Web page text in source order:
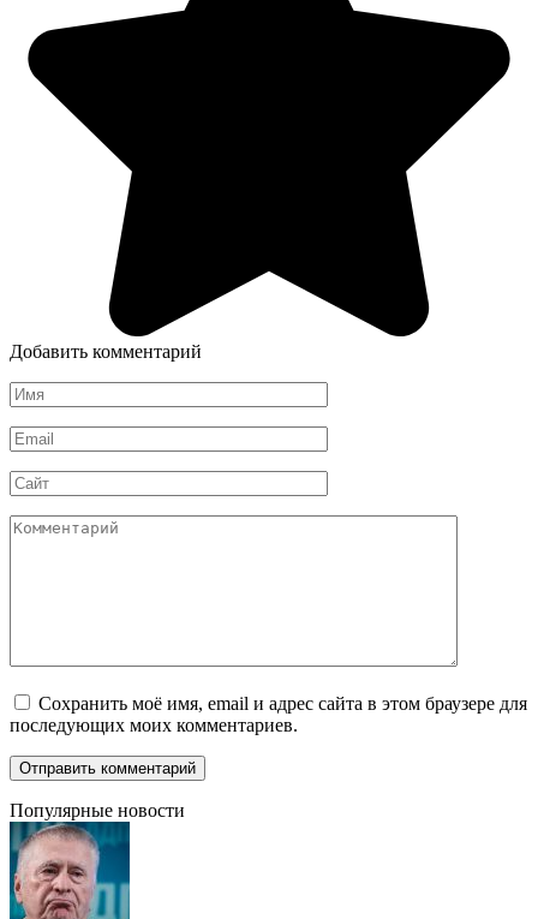
Добавить комментарий
Имя
*
Email
*
Сайт
Комментарий
Сохранить моё имя, email и адрес сайта в этом браузере для
последующих моих комментариев.
Популярные новости